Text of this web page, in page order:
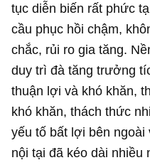
tục diễn biến rất phức
cầu phục hồi chậm,
chắc, rủi ro gia tăng.
duy trì đà tăng trưởng
thuận lợi và khó khăn,
khó khăn, thách thức
yếu tố bất lợi bên
nội tại đã kéo dài nhiều